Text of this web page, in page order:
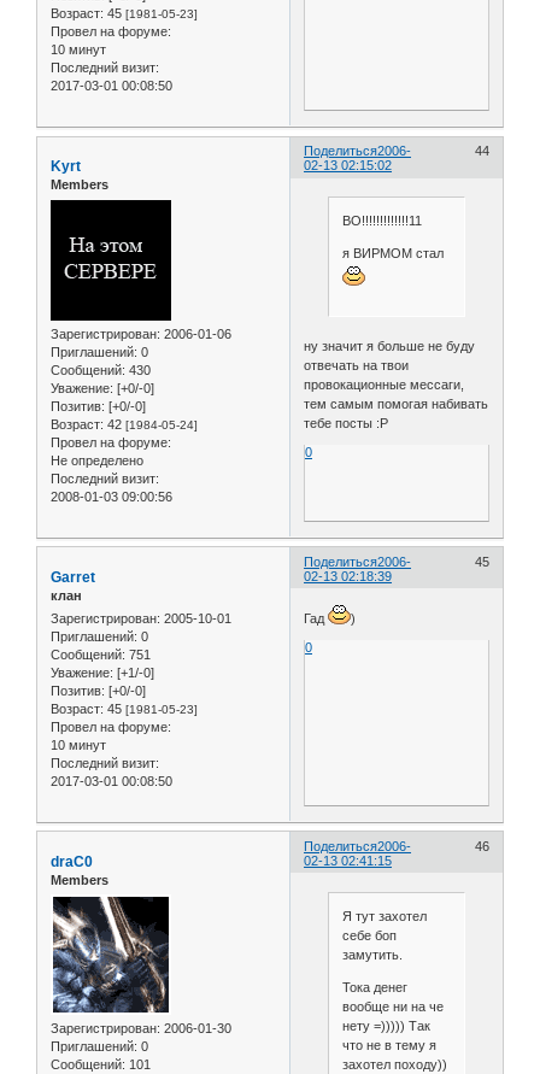
Возраст: 45 [1981-05-23]
Провел на форуме:
10 минут
Последний визит:
2017-03-01 00:08:50
Поделиться 44
2006-
02-13 02:15:02
Kyrt
Members
Зарегистрирован: 2006-01-06
Приглашений: 0
Сообщений: 430
Уважение: [+0/-0]
Позитив: [+0/-0]
Возраст: 42 [1984-05-24]
Провел на форуме:
Не определено
Последний визит:
2008-01-03 09:00:56
ВО!!!!!!!!!!!!!11
я ВИРМОМ стал
ну значит я больше не буду
отвечать на твои
провокационные мессаги,
тем самым помогая набивать
тебе посты :Р
0
Поделиться 45
2006-
02-13 02:18:39
Garret
клан
Зарегистрирован: 2005-10-01
Приглашений: 0
Сообщений: 751
Уважение: [+1/-0]
Позитив: [+0/-0]
Возраст: 45 [1981-05-23]
Провел на форуме:
10 минут
Последний визит:
2017-03-01 00:08:50
Гад
)
0
Поделиться 46
2006-
02-13 02:41:15
draC0
Members
Зарегистрирован: 2006-01-30
Приглашений: 0
Сообщений: 101
Я тут захотел
себе боп
замутить.
Тока денег
вообще ни на че
нету =))))) Так
что не в тему я
захотел походу))